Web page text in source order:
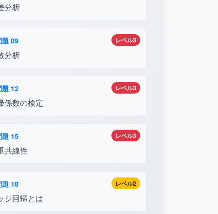
分析
レベル3
題 09
分析
レベル3
題 12
係数の検定
レベル3
題 15
共線性
レベル2
題 18
ジ回帰とは